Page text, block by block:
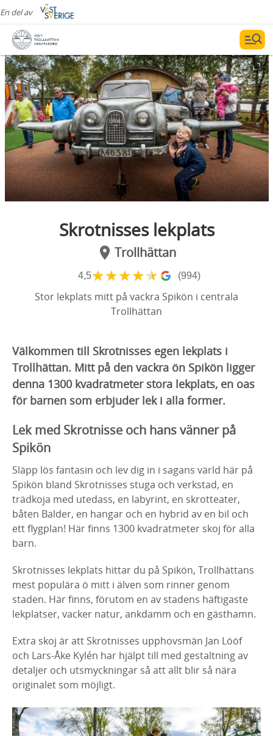
En del av
Skrotnisses lekplats
Trollhättan
4,5★★★★★ (994)
Stor lekplats mitt på vackra Spikön i centrala
Trollhättan
Välkommen till Skrotnisses egen lekplats i
Trollhättan. Mitt på den vackra ön Spikön ligger
denna 1300 kvadratmeter stora lekplats, en oas
för barnen som erbjuder lek i alla former.
Lek med Skrotnisse och hans vänner på
Spikön
Släpp lös fantasin och lev dig in i sagans värld här på
Spikön bland Skrotnisses stuga och verkstad, en
trädkoja med utedass, en labyrint, en skrotteater,
båten Balder, en hangar och en hybrid av en bil och
ett flygplan! Här finns 1300 kvadratmeter skoj för alla
barn.
Skrotnisses lekplats hittar du på Spikön, Trollhättans
mest populära ö mitt i älven som rinner genom
staden. Här finns, förutom en av stadens häftigaste
lekplatser, vacker natur, ankdamm och en gästhamn.
Extra skoj är att Skrotnisses upphovsmän Jan Lööf
och Lars-Åke Kylén har hjälpt till med gestaltning av
detaljer och utsmyckningar så att allt blir så nära
originalet som möjligt.